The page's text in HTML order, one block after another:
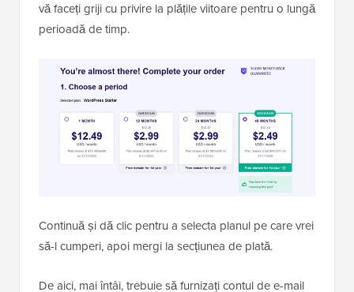
vă faceți griji cu privire la plățile viitoare pentru o lungă
perioadă de timp.
Continuă și dă clic pentru a selecta planul pe care vrei
să-l cumperi, apoi mergi la secțiunea de plată.
De aici, mai întâi, trebuie să furnizați contul de e-mail